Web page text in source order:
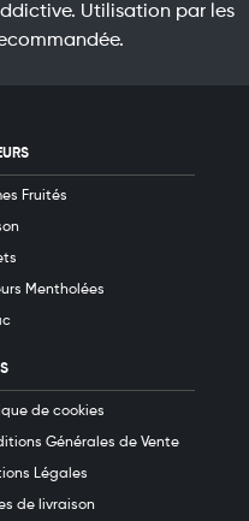
Utilisation par les
Fruités
Mentholées
de cookies
Générales de Vente
Légales
de livraison